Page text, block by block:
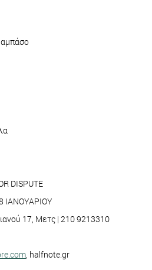
DISPUTE
ΙΑΝΟΥΑΡΙΟΥ
17, Μετς | 210 9213310
, halfnote.gr